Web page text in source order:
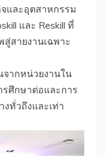
และอุตสาหกรรม
และ Reskill ที่
สายงานเฉพาะ
ากหน่วยงานใน
รศึกษาต่อและการ
ทั่วถึงและเท่า